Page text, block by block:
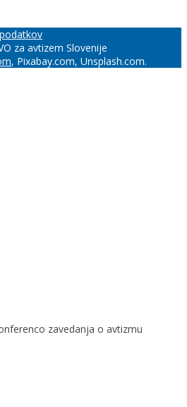
za avtizem Slovenije
, Pixabay.com, Unsplash.com.
zavedanja o avtizmu